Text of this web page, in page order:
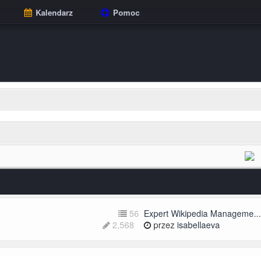
Kalendarz Pomoc
56
2,568
Expert Wikipedia Manageme...
przezisabellaeva